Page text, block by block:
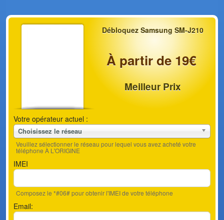
Débloquez Samsung SM-J210
À partir de 19€
Meilleur Prix
Votre opérateur actuel :
Choisissez le réseau
Veuillez sélectionner le réseau pour lequel vous avez acheté votre
téléphone À L'ORIGINE
IMEI
Composez le *#06# pour obtenir l'IMEI de votre téléphone
Email: